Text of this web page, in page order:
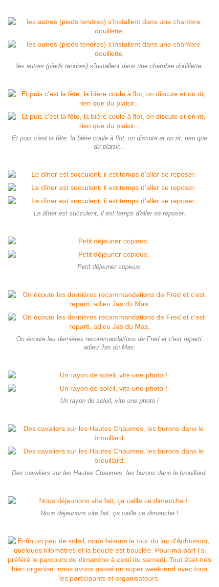
les autres (pieds tendres) s'installent dans une chambre douillette.
Et puis c'est la fête, la bière coule à flot, on discute et on rit, rien que
du plaisir...
Le dîner est succulent, il est temps d'aller se reposer.
Petit déjeuner copieux.
On écoute les dernières recommandations de Fred et c'est reparti,
adieu Jas du Mas.
Un rayon de soleil, vite une photo !
Des cavaliers sur les Hautes Chaumes, les burons dans le brouillard.
Nous déjeunons vite fait, ça caille ce dimanche !